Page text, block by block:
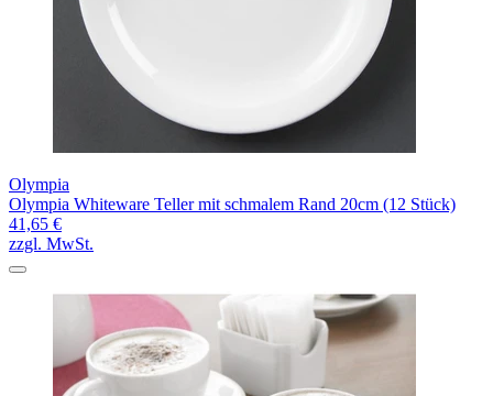
Olympia
Olympia Whiteware Teller mit schmalem Rand 20cm (12 Stück)
41,65 €
zzgl. MwSt.